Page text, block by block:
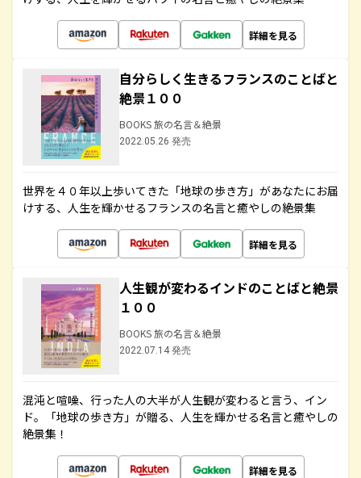
詳細を見る
自分らしく生きるフランスのことばと
絶景１００
BOOKS 旅の名言＆絶景
2022.05.26 発売
世界を４０年以上歩いてきた「地球の歩き方」があなたにお届
けする、人生を輝かせるフランスの名言と癒やしの絶景集
詳細を見る
人生観が変わるインドのことばと絶景
１００
BOOKS 旅の名言＆絶景
2022.07.14 発売
混沌と喧噪、行った人の大半が人生観が変わると言う、イン
ド。「地球の歩き方」が贈る、人生を輝かせる名言と癒やしの
絶景集！
詳細を見る